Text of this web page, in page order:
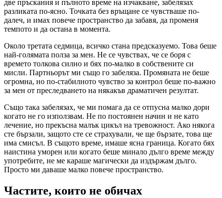
две пръскания и пълното време на изчакване, забелязах
разликата по-ясно. Точката без връщане се чувстваше по-
далеч, и имах повече пространство да забавя, да променя
темпото и да остана в момента.
Около третата седмица, всичко стана предсказуемо. Това беше
най-голямата полза за мен. Не се чувствах, че се боря с
времето толкова силно и бях по-малко в собствените си
мисли. Партньорът ми също го забеляза. Промяната не беше
огромна, но по-стабилното чувство за контрол беше по-важно
за мен от преследването на някакъв драматичен резултат.
Също така забелязах, че ми помага да се отпусна малко дори
когато не го използвам. Не по постоянен начин и не като
лечение, но прекъсна малък цикъл на тревожност. Ако някога
сте бързали, защото сте се страхували, че ще бързате, това ще
има смисъл. В същото време, имаше ясна граница. Когато бях
наистина уморен или когато беше минало дълго време между
употребите, не ме караше магически да издържам дълго.
Просто ми даваше малко повече пространство.
Частите, които не обичах